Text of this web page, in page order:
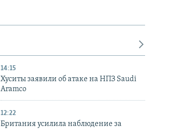
14:15
Хуситы заявили об атаке на НПЗ Saudi
Aramco
12:22
Британия усилила наблюдение за